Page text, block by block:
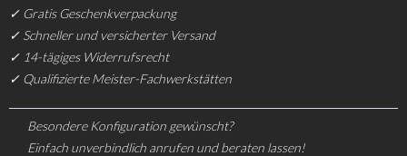
✓ Gratis Geschenkverpackung
✓ Schneller und versicherter Versand
✓ 14-tägiges Widerrufsrecht
✓ Qualifizierte Meister-Fachwerkstätten
Besondere Konfiguration gewünscht?
Einfach unverbindlich anrufen und beraten lassen!